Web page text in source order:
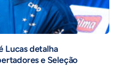
Lucas detalha
e Seleção